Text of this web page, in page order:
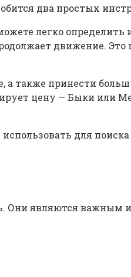
два простых
легко определить
движение.
также принести
цену — Быки или
для
Они являются важным